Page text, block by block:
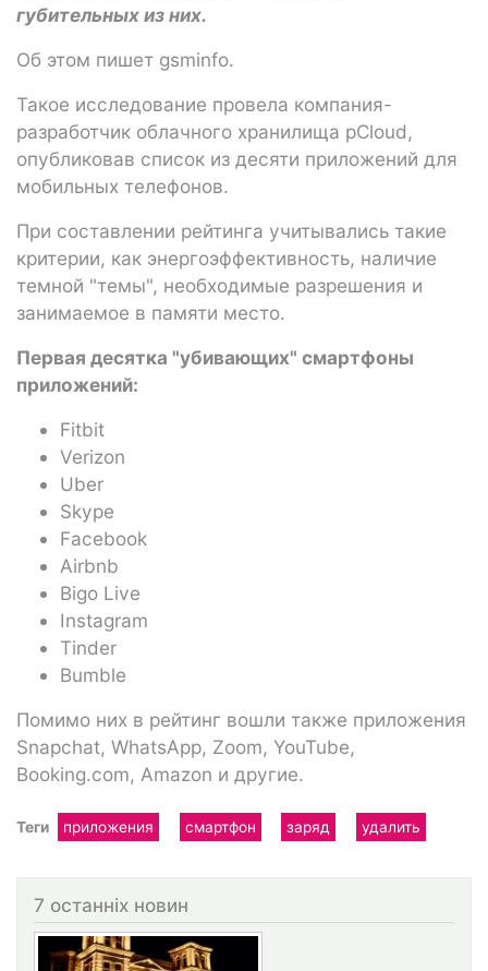
губительных из них.
Об этом пишет gsminfo.
Такое исследование провела компания-
разработчик облачного хранилища pCloud,
опубликовав список из десяти приложений для
мобильных телефонов.
При составлении рейтинга учитывались такие
критерии, как энергоэффективность, наличие
темной "темы", необходимые разрешения и
занимаемое в памяти место.
Первая десятка "убивающих" смартфоны
приложений:
Fitbit
Verizon
Uber
Skype
Facebook
Airbnb
Bigo Live
Instagram
Tinder
Bumble
Помимо них в рейтинг вошли также приложения
Snapchat, WhatsApp, Zoom, YouTube,
Booking.com, Amazon и другие.
Теги приложения смартфон заряд удалить
7 останніх новин